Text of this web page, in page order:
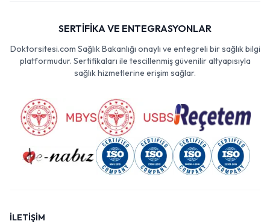
SERTİFİKA VE ENTEGRASYONLAR
Doktorsitesi.com Sağlık Bakanlığı onaylı ve entegreli bir sağlık bilgi
platformudur. Sertifikaları ile tescillenmiş güvenilir altyapısıyla
sağlık hizmetlerine erişim sağlar.
İLETİŞİM